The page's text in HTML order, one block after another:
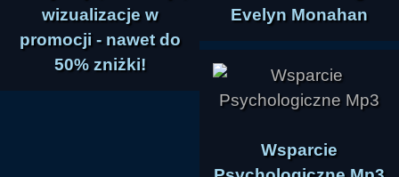
wizualizacje w
promocji - nawet do
50% zniżki!
Evelyn Monahan
Wsparcie